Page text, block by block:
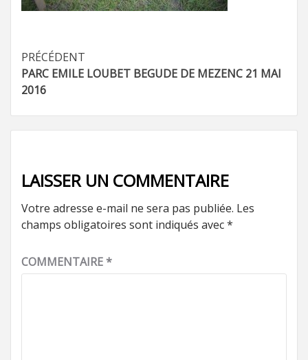
Navigation
d’article
PRÉCÉDENT
PARC EMILE LOUBET BEGUDE DE MEZENC 21 MAI
2016
LAISSER UN COMMENTAIRE
Votre adresse e-mail ne sera pas publiée. Les
champs obligatoires sont indiqués avec*
COMMENTAIRE*